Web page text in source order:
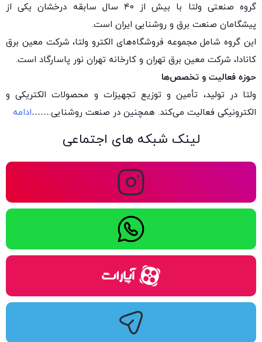
گروه صنعتی ولتا با بیش از ۴۰ سال سابقه درخشان یکی از
پیشگامان صنعت برق و روشنایی ایران است.
این گروه شامل مجموعه فروشگاه‌های الکترو ولتا، شرکت معین برق
کانادا، شرکت معین برق تهران و کارخانه تهران نور پاسارگاد است.
حوزه فعالیت و تخصص‌ها
ولتا در تولید، تأمین و توزیع تجهیزات و محصولات الکتریکی و
الکترونیکی فعالیت می‌کند. همچنین در صنعت روشنایی.……ادامه
لینک شبکه های اجتماعی